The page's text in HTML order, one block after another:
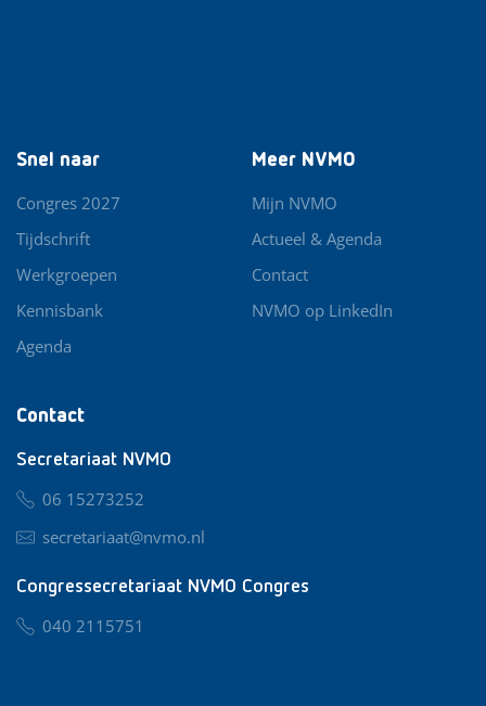
Contact
Secretariaat NVMO
06 15273252
secretariaat@nvmo.nl
Congressecretariaat NVMO Congres
040 2115751
Snel naar
Congres 2027
Tijdschrift
Werkgroepen
Kennisbank
Agenda
Meer NVMO
Mijn NVMO
Actueel & Agenda
Contact
NVMO op LinkedIn